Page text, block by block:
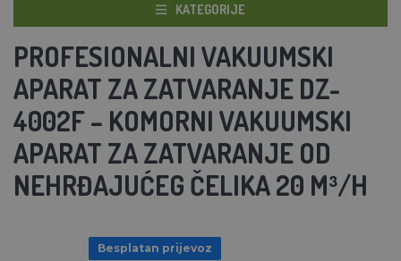
KATEGORIJE
PROFESIONALNI VAKUUMSKI
APARAT ZA ZATVARANJE DZ-
4002F – KOMORNI VAKUUMSKI
APARAT ZA ZATVARANJE OD
NEHRĐAJUĆEG ČELIKA 20 M³/H
Besplatan prijevoz